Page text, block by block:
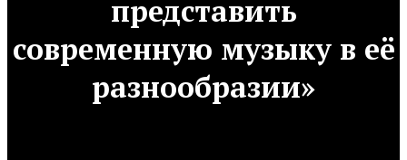
представить
современную музыку в её
разнообразии»